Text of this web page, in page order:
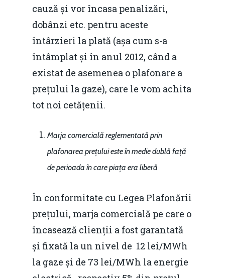
cauză și vor încasa penalizări,
dobânzi etc. pentru aceste
întârzieri la plată (așa cum s-a
întâmplat și în anul 2012, când a
existat de asemenea o plafonare a
prețului la gaze), care le vom achita
tot noi cetățenii.
Marja comercială reglementată prin
plafonarea prețului este în medie dublă față
de perioada în care piața era liberă
În conformitate cu Legea Plafonării
prețului, marja comercială pe care o
încasează clienții a fost garantată
și fixată la un nivel de 12 lei/MWh
la gaze și de 73 lei/MWh la energie
Noutăți
Despre
Evenimente
Foto